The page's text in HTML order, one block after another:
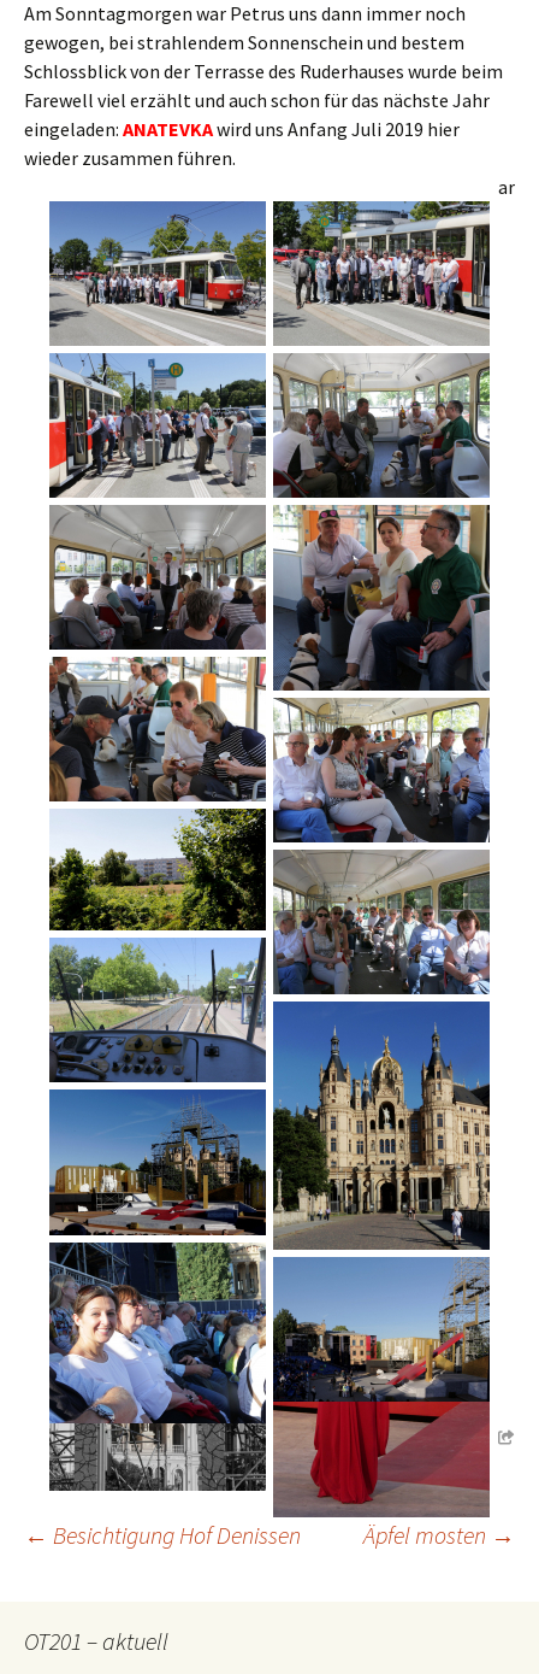
Am Sonntagmorgen war Petrus uns dann immer noch
gewogen, bei strahlendem Sonnenschein und bestem
Schlossblick von der Terrasse des Ruderhauses wurde beim
Farewell viel erzählt und auch schon für das nächste Jahr
eingeladen: ANATEVKAwird uns Anfang Juli 2019 hier
wieder zusammen führen.
ar
Beitragsnavigation
← Besichtigung Hof Denissen Äpfel mosten →
OT201 – aktuell